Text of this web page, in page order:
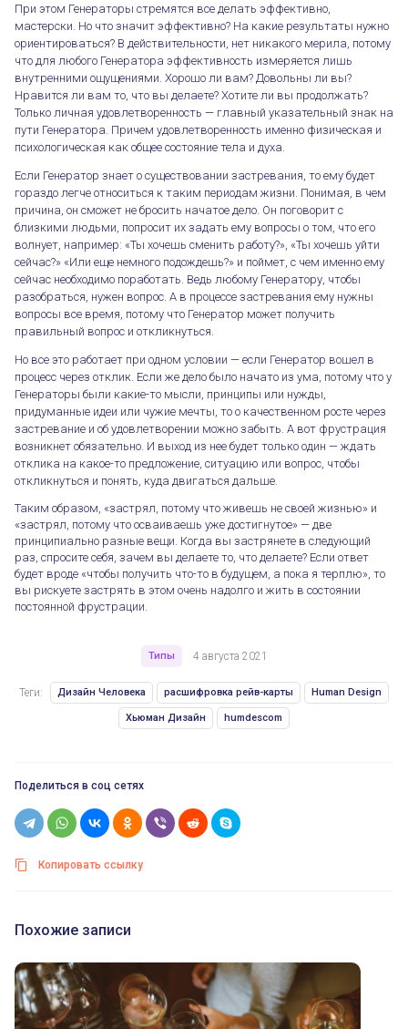
Фрустрация и застревание Генератора
При этом Генераторы стремятся все делать эффективно,
мастерски. Но что значит эффективно? На какие результаты нужно
ориентироваться? В действительности, нет никакого мерила, потому
что для любого Генератора эффективность измеряется лишь
внутренними ощущениями. Хорошо ли вам? Довольны ли вы?
Нравится ли вам то, что вы делаете? Хотите ли вы продолжать?
Только личная удовлетворенность — главный указательный знак на
пути Генератора. Причем удовлетворенность именно физическая и
психологическая как общее состояние тела и духа.
Если Генератор знает о существовании застревания, то ему будет
гораздо легче относиться к таким периодам жизни. Понимая, в чем
причина, он сможет не бросить начатое дело. Он поговорит с
близкими людьми, попросит их задать ему вопросы о том, что его
волнует, например: «Ты хочешь сменить работу?», «Ты хочешь уйти
сейчас?» «Или еще немного подождешь?» и поймет, с чем именно ему
сейчас необходимо поработать. Ведь любому Генератору, чтобы
разобраться, нужен вопрос. А в процессе застревания ему нужны
вопросы все время, потому что Генератор может получить
правильный вопрос и откликнуться.
Но все это работает при одном условии — если Генератор вошел в
процесс через отклик. Если же дело было начато из ума, потому что у
Генераторы были какие-то мысли, принципы или нужды,
придуманные идеи или чужие мечты, то о качественном росте через
застревание и об удовлетворении можно забыть. А вот фрустрация
возникнет обязательно. И выход из нее будет только один — ждать
отклика на какое-то предложение, ситуацию или вопрос, чтобы
откликнуться и понять, куда двигаться дальше.
Таким образом, «застрял, потому что живешь не своей жизнью» и
«застрял, потому что осваиваешь уже достигнутое» — две
принципиально разные вещи. Когда вы застрянете в следующий
раз, спросите себя, зачем вы делаете то, что делаете? Если ответ
будет вроде «чтобы получить что-то в будущем, а пока я терплю», то
вы рискуете застрять в этом очень надолго и жить в состоянии
постоянной фрустрации.
Типы 4 августа 2021
Теги: Дизайн Человека расшифровка рейв-карты Human Design
Хьюман Дизайн humdescom
Поделиться в соц сетях
Копировать ссылку
Похожие записи